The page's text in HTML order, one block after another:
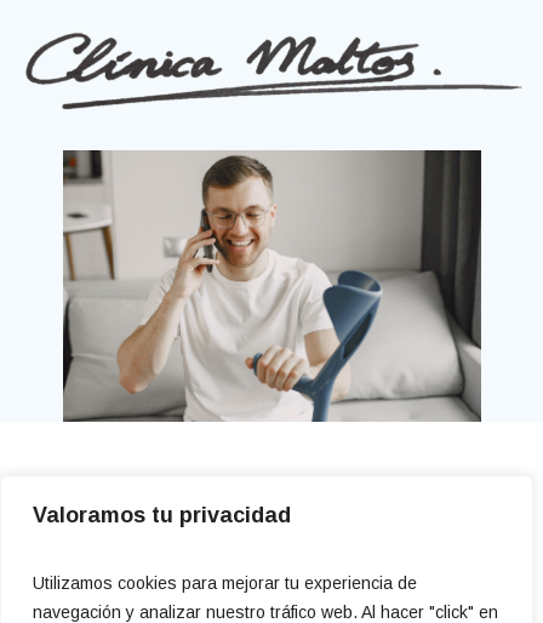
Valoramos tu privacidad
Utilizamos cookies para mejorar tu experiencia de
navegación y analizar nuestro tráfico web. Al hacer "click" en
944 915
PEDIR CITA